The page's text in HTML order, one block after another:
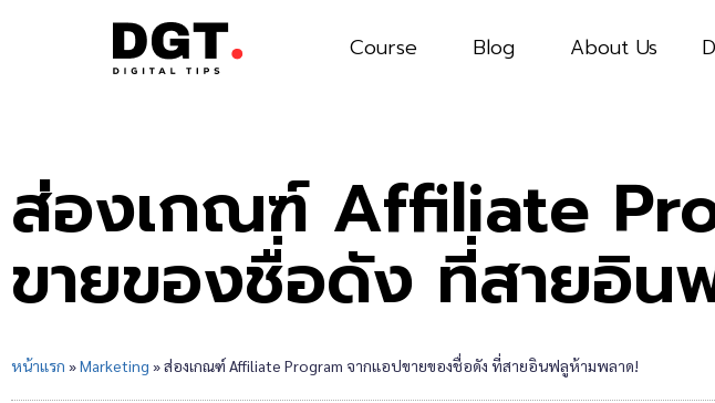
Course Blog About Us
ส่องเกณฑ์ Affiliate
ขายของชื่อดัง ที่สายอิน
หน้าแรก »Marketing »ส่องเกณฑ์ Affiliate Program จากแอปขายของชื่อดัง ที่สายอินฟลูห้ามพลาด!